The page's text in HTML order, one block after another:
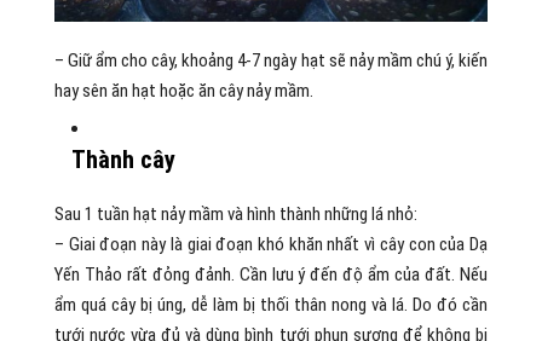
– Giữ ẩm cho cây, khoảng 4-7 ngày hạt sẽ nảy mầm chú ý, kiến
hay sên ăn hạt hoặc ăn cây nảy mầm.
Thành cây
Sau 1 tuần hạt nảy mầm và hình thành những lá nhỏ:
– Giai đoạn này là giai đoạn khó khăn nhất vì cây con của Dạ
Yến Thảo rất đỏng đảnh. Cần lưu ý đến độ ẩm của đất. Nếu
ẩm quá cây bị úng, dễ làm bị thối thân nong và lá. Do đó cần
tưới nước vừa đủ và dùng bình tưới phun sương để không bị